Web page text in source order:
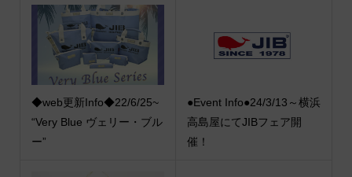
◆web更新Info◆22/6/25~
“Very Blue ヴェリー・ブル
ー”
●Event Info●24/3/13～横浜
高島屋にてJIBフェア開
催！